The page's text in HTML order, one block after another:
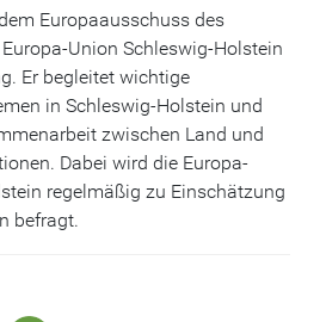
Europaausschuss des
Union Schleswig-Holstein
Er begleitet wichtige
in Schleswig-Holstein und
zwischen Land und
Dabei wird die Europa-
regelmäßig zu Einschätzung
befragt.